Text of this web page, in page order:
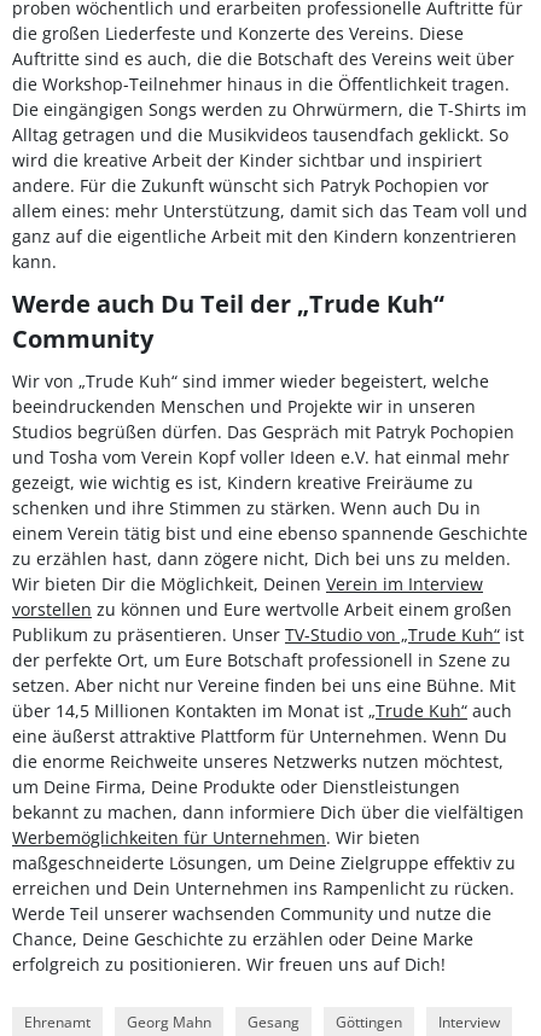
proben wöchentlich und erarbeiten professionelle Auftritte für
die großen Liederfeste und Konzerte des Vereins. Diese
Auftritte sind es auch, die die Botschaft des Vereins weit über
die Workshop-Teilnehmer hinaus in die Öffentlichkeit tragen.
Die eingängigen Songs werden zu Ohrwürmern, die T-Shirts im
Alltag getragen und die Musikvideos tausendfach geklickt. So
wird die kreative Arbeit der Kinder sichtbar und inspiriert
andere. Für die Zukunft wünscht sich Patryk Pochopien vor
allem eines: mehr Unterstützung, damit sich das Team voll und
ganz auf die eigentliche Arbeit mit den Kindern konzentrieren
kann.
Werde auch Du Teil der „Trude Kuh“
Community
Wir von „Trude Kuh“ sind immer wieder begeistert, welche
beeindruckenden Menschen und Projekte wir in unseren
Studios begrüßen dürfen. Das Gespräch mit Patryk Pochopien
und Tosha vom Verein Kopf voller Ideen e.V. hat einmal mehr
gezeigt, wie wichtig es ist, Kindern kreative Freiräume zu
schenken und ihre Stimmen zu stärken. Wenn auch Du in
einem Verein tätig bist und eine ebenso spannende Geschichte
zu erzählen hast, dann zögere nicht, Dich bei uns zu melden.
Wir bieten Dir die Möglichkeit, Deinen Verein im Interview
vorstellen zu können und Eure wertvolle Arbeit einem großen
Publikum zu präsentieren. Unser TV-Studio von „Trude Kuh“ ist
der perfekte Ort, um Eure Botschaft professionell in Szene zu
setzen. Aber nicht nur Vereine finden bei uns eine Bühne. Mit
über 14,5 Millionen Kontakten im Monat ist „Trude Kuh“ auch
eine äußerst attraktive Plattform für Unternehmen. Wenn Du
die enorme Reichweite unseres Netzwerks nutzen möchtest,
um Deine Firma, Deine Produkte oder Dienstleistungen
bekannt zu machen, dann informiere Dich über die vielfältigen
Werbemöglichkeiten für Unternehmen. Wir bieten
maßgeschneiderte Lösungen, um Deine Zielgruppe effektiv zu
erreichen und Dein Unternehmen ins Rampenlicht zu rücken.
Werde Teil unserer wachsenden Community und nutze die
Chance, Deine Geschichte zu erzählen oder Deine Marke
erfolgreich zu positionieren. Wir freuen uns auf Dich!
Ehrenamt Georg Mahn Gesang Göttingen Interview